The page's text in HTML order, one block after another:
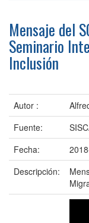
Mensaje del
Seminario
Inclusión
Autor :
Fuente:
Fecha:
Descripción: